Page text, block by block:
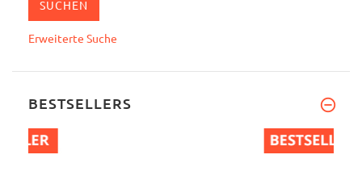
Erweiterte Suche
BESTSELLERS